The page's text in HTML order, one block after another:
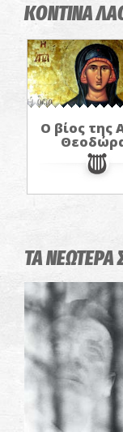
ΚΟΝΤΙΝΑ
Ο βίος της
ΤΑ ΝΕΩΤΕΡΑ